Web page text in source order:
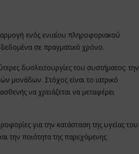
ενός ενιαίου πληροφοριακού
σε πραγματικό χρόνο.
δυσλειτουργίες του συστήματος: την
μονάδων. Στόχος είναι το ιατρικό
να χρειάζεται να μεταφέρει
για την κατάσταση της υγείας του
την ποιότητα της παρεχόμενης